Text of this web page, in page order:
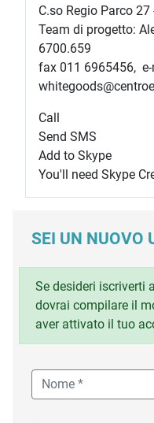
C.so Regio Parco
Team di progetto:
6700.659
fax 011 6965456,
Call
Send SMS
Add to Skype
You'll need Skype
SEI UN NUOVO
Se desideri iscriverti
dovrai compilare il
aver attivato il tuo